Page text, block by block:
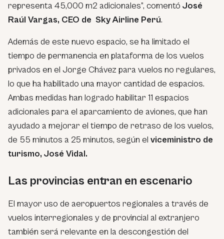
representa 45,000 m2 adicionales”, comentó José
Raúl Vargas, CEO de Sky Airline Perú.
Además de este nuevo espacio, se ha limitado el
tiempo de permanencia en plataforma de los vuelos
privados en el Jorge Chávez para vuelos no regulares,
lo que ha habilitado una mayor cantidad de espacios.
Ambas medidas han logrado habilitar 11 espacios
adicionales para el aparcamiento de aviones, que han
ayudado a mejorar el tiempo de retraso de los vuelos,
de 55 minutos a 25 minutos, según el viceministro de
turismo, José Vidal.
Las provincias entran en escenario
El mayor uso de aeropuertos regionales a través de
vuelos interregionales y de provincial al extranjero
también será relevante en la descongestión del